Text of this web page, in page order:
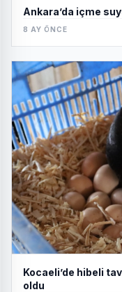
Ankara’da içme
8 AY ÖNCE
Kocaeli’de hibeli
oldu